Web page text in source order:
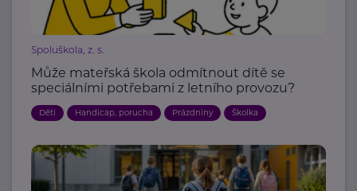
Spoluškola, z. s.
Může mateřská škola odmítnout dítě se
speciálními potřebami z letního provozu?
Děti Handicap, porucha Prázdniny Školka